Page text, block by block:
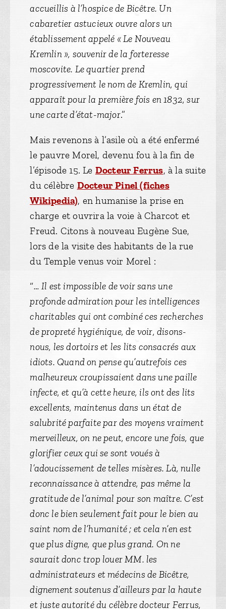
accueillis à l’hospice de Bicêtre. Un
cabaretier astucieux ouvre alors un
établissement appelé « Le Nouveau
Kremlin », souvenir de la forteresse
moscovite. Le quartier prend
progressivement le nom de Kremlin, qui
apparaît pour la première fois en 1832, sur
une carte d’état-major.”
Mais revenons à l’asile où a été enfermé
le pauvre Morel, devenu fou à la fin de
l’épisode 15. Le Docteur Ferrus, à la suite
du célèbre Docteur Pinel (fiches
Wikipedia), en humanise la prise en
charge et ouvrira la voie à Charcot et
Freud. Citons à nouveau Eugène Sue,
lors de la visite des habitants de la rue
du Temple venus voir Morel :
“… Il est impossible de voir sans une
profonde admiration pour les intelligences
charitables qui ont combiné ces recherches
de propreté hygiénique, de voir, disons-
nous, les dortoirs et les lits consacrés aux
idiots. Quand on pense qu’autrefois ces
malheureux croupissaient dans une paille
infecte, et qu’à cette heure, ils ont des lits
excellents, maintenus dans un état de
salubrité parfaite par des moyens vraiment
merveilleux, on ne peut, encore une fois, que
glorifier ceux qui se sont voués à
l’adoucissement de telles misères. Là, nulle
reconnaissance à attendre, pas même la
gratitude de l’animal pour son maître. C’est
donc le bien seulement fait pour le bien au
saint nom de l’humanité ; et cela n’en est
que plus digne, que plus grand. On ne
saurait donc trop louer MM. les
administrateurs et médecins de Bicêtre,
dignement soutenus d’ailleurs par la haute
et juste autorité du célèbre docteur Ferrus,